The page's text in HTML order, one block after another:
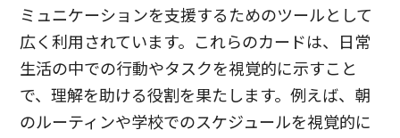
ミュニケーションを支援するためのツールとして
広く利用されています。これらのカードは、日常
生活の中での行動やタスクを視覚的に示すこと
で、理解を助ける役割を果たします。例えば、朝
のルーティンや学校でのスケジュールを視覚的に